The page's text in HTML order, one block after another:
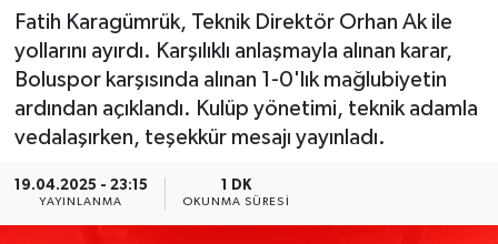
Fatih Karagümrük, Teknik Direktör Orhan Ak ile
yollarını ayırdı. Karşılıklı anlaşmayla alınan karar,
Boluspor karşısında alınan 1-0'lık mağlubiyetin
ardından açıklandı. Kulüp yönetimi, teknik adamla
vedalaşırken, teşekkür mesajı yayınladı.
19.04.2025 - 23:15
YAYINLANMA
1 DK
OKUNMA SÜRESI
KÜLTÜR SANAT
MAGAZİN
YEREL
Haber Arşivi